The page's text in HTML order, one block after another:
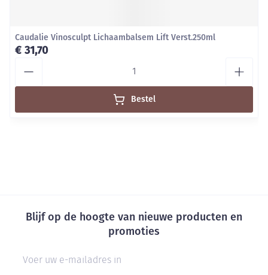
Caudalie Vinosculpt Lichaambalsem Lift Verst.250ml
€ 31,70
Bestel
Blijf op de hoogte van nieuwe producten en
promoties